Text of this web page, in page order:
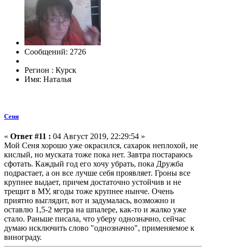
Сообщений: 2726
Регион : Курск
Имя: Наталья
Сеня
« Ответ #11 : 04 Август 2019, 22:29:54 »
Мой Сеня хорошо уже окрасился, сахарок неплохой, не
кислый, но муската тоже пока нет. Завтра постараюсь
сфотать. Каждый год его хочу убрать, пока Дружба
подрастает, а он все лучше себя проявляет. Гроны все
крупнее выдает, причем достаточно устойчив и не
трещит в МУ, ягоды тоже крупнее нынче. Очень
приятно выглядит, вот и задумалась, возможно и
оставлю 1,5-2 метра на шпалере, как-то и жалко уже
стало. Раньше писала, что уберу однозначно, сейчас
думаю исключить слово "однозначно", применяемое к
винограду.